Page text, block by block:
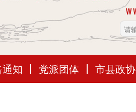
通知 党派团体 市县政协